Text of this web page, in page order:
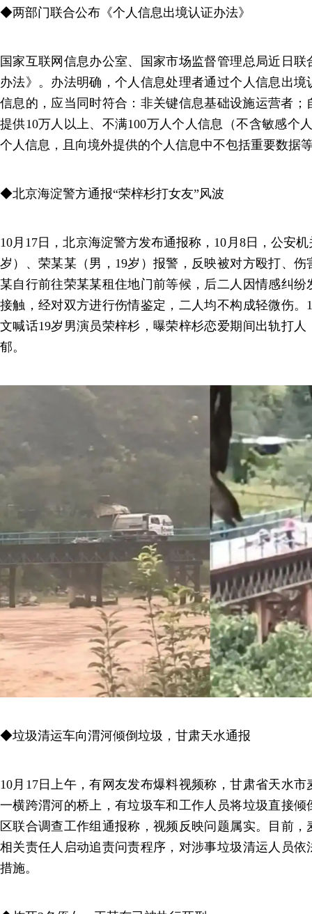
◆两部门联合公布《个人信息出境认证办法》
国家互联网信息办公室、国家市场监督管理总局近日
办法》。办法明确，个人信息处理者通过个人信息出
信息的，应当同时符合：非关键信息基础设施运营者；
提供10万人以上、不满100万人个人信息（不含敏感个
个人信息，且向境外提供的个人信息中不包括重要数据
◆北京海淀警方通报“荣梓杉打女友”风波
10月17日，北京海淀警方发布通报称，10月8日，公安
岁）、荣某某（男，19岁）报警，反映被对方殴打、
某自行前往荣某某租住地门前等候，后二人因情感纠
接触，经对双方进行伤情鉴定，二人均不构成轻微伤。
文喊话19岁男演员荣梓杉，曝荣梓杉恋爱期间出轨打
郁。
◆垃圾清运车向渭河倾倒垃圾，甘肃天水通报
10月17日上午，有网友发布爆料视频称，甘肃省天水
一横跨渭河的桥上，有垃圾车和工作人员将垃圾直接
区联合调查工作组通报称，视频反映问题属实。目前
相关责任人启动追责问责程序，对涉事垃圾清运人员
措施。